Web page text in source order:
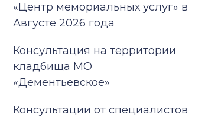
«Центр мемориальных услуг» в
Августе 2026 года
Консультация на территории
кладбища МО
«Дементьевское»
Консультации от специалистов